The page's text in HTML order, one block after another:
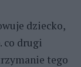
dziecko,
co drugi
tego